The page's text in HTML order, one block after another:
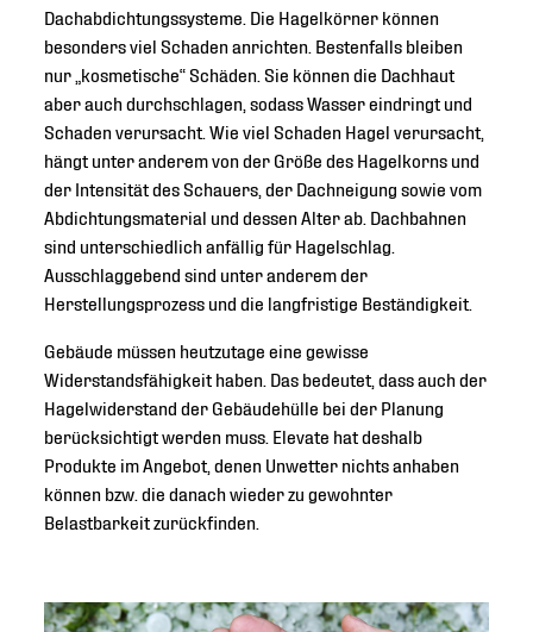
Dachabdichtungssysteme. Die Hagelkörner können
besonders viel Schaden anrichten. Bestenfalls bleiben
nur „kosmetische“ Schäden. Sie können die Dachhaut
aber auch durchschlagen, sodass Wasser eindringt und
Schaden verursacht. Wie viel Schaden Hagel verursacht,
hängt unter anderem von der Größe des Hagelkorns und
der Intensität des Schauers, der Dachneigung sowie vom
Abdichtungsmaterial und dessen Alter ab. Dachbahnen
sind unterschiedlich anfällig für Hagelschlag.
Ausschlaggebend sind unter anderem der
Herstellungsprozess und die langfristige Beständigkeit.
Gebäude müssen heutzutage eine gewisse
Widerstandsfähigkeit haben. Das bedeutet, dass auch der
Hagelwiderstand der Gebäudehülle bei der Planung
berücksichtigt werden muss. Elevate hat deshalb
Produkte im Angebot, denen Unwetter nichts anhaben
können bzw. die danach wieder zu gewohnter
Belastbarkeit zurückfinden.